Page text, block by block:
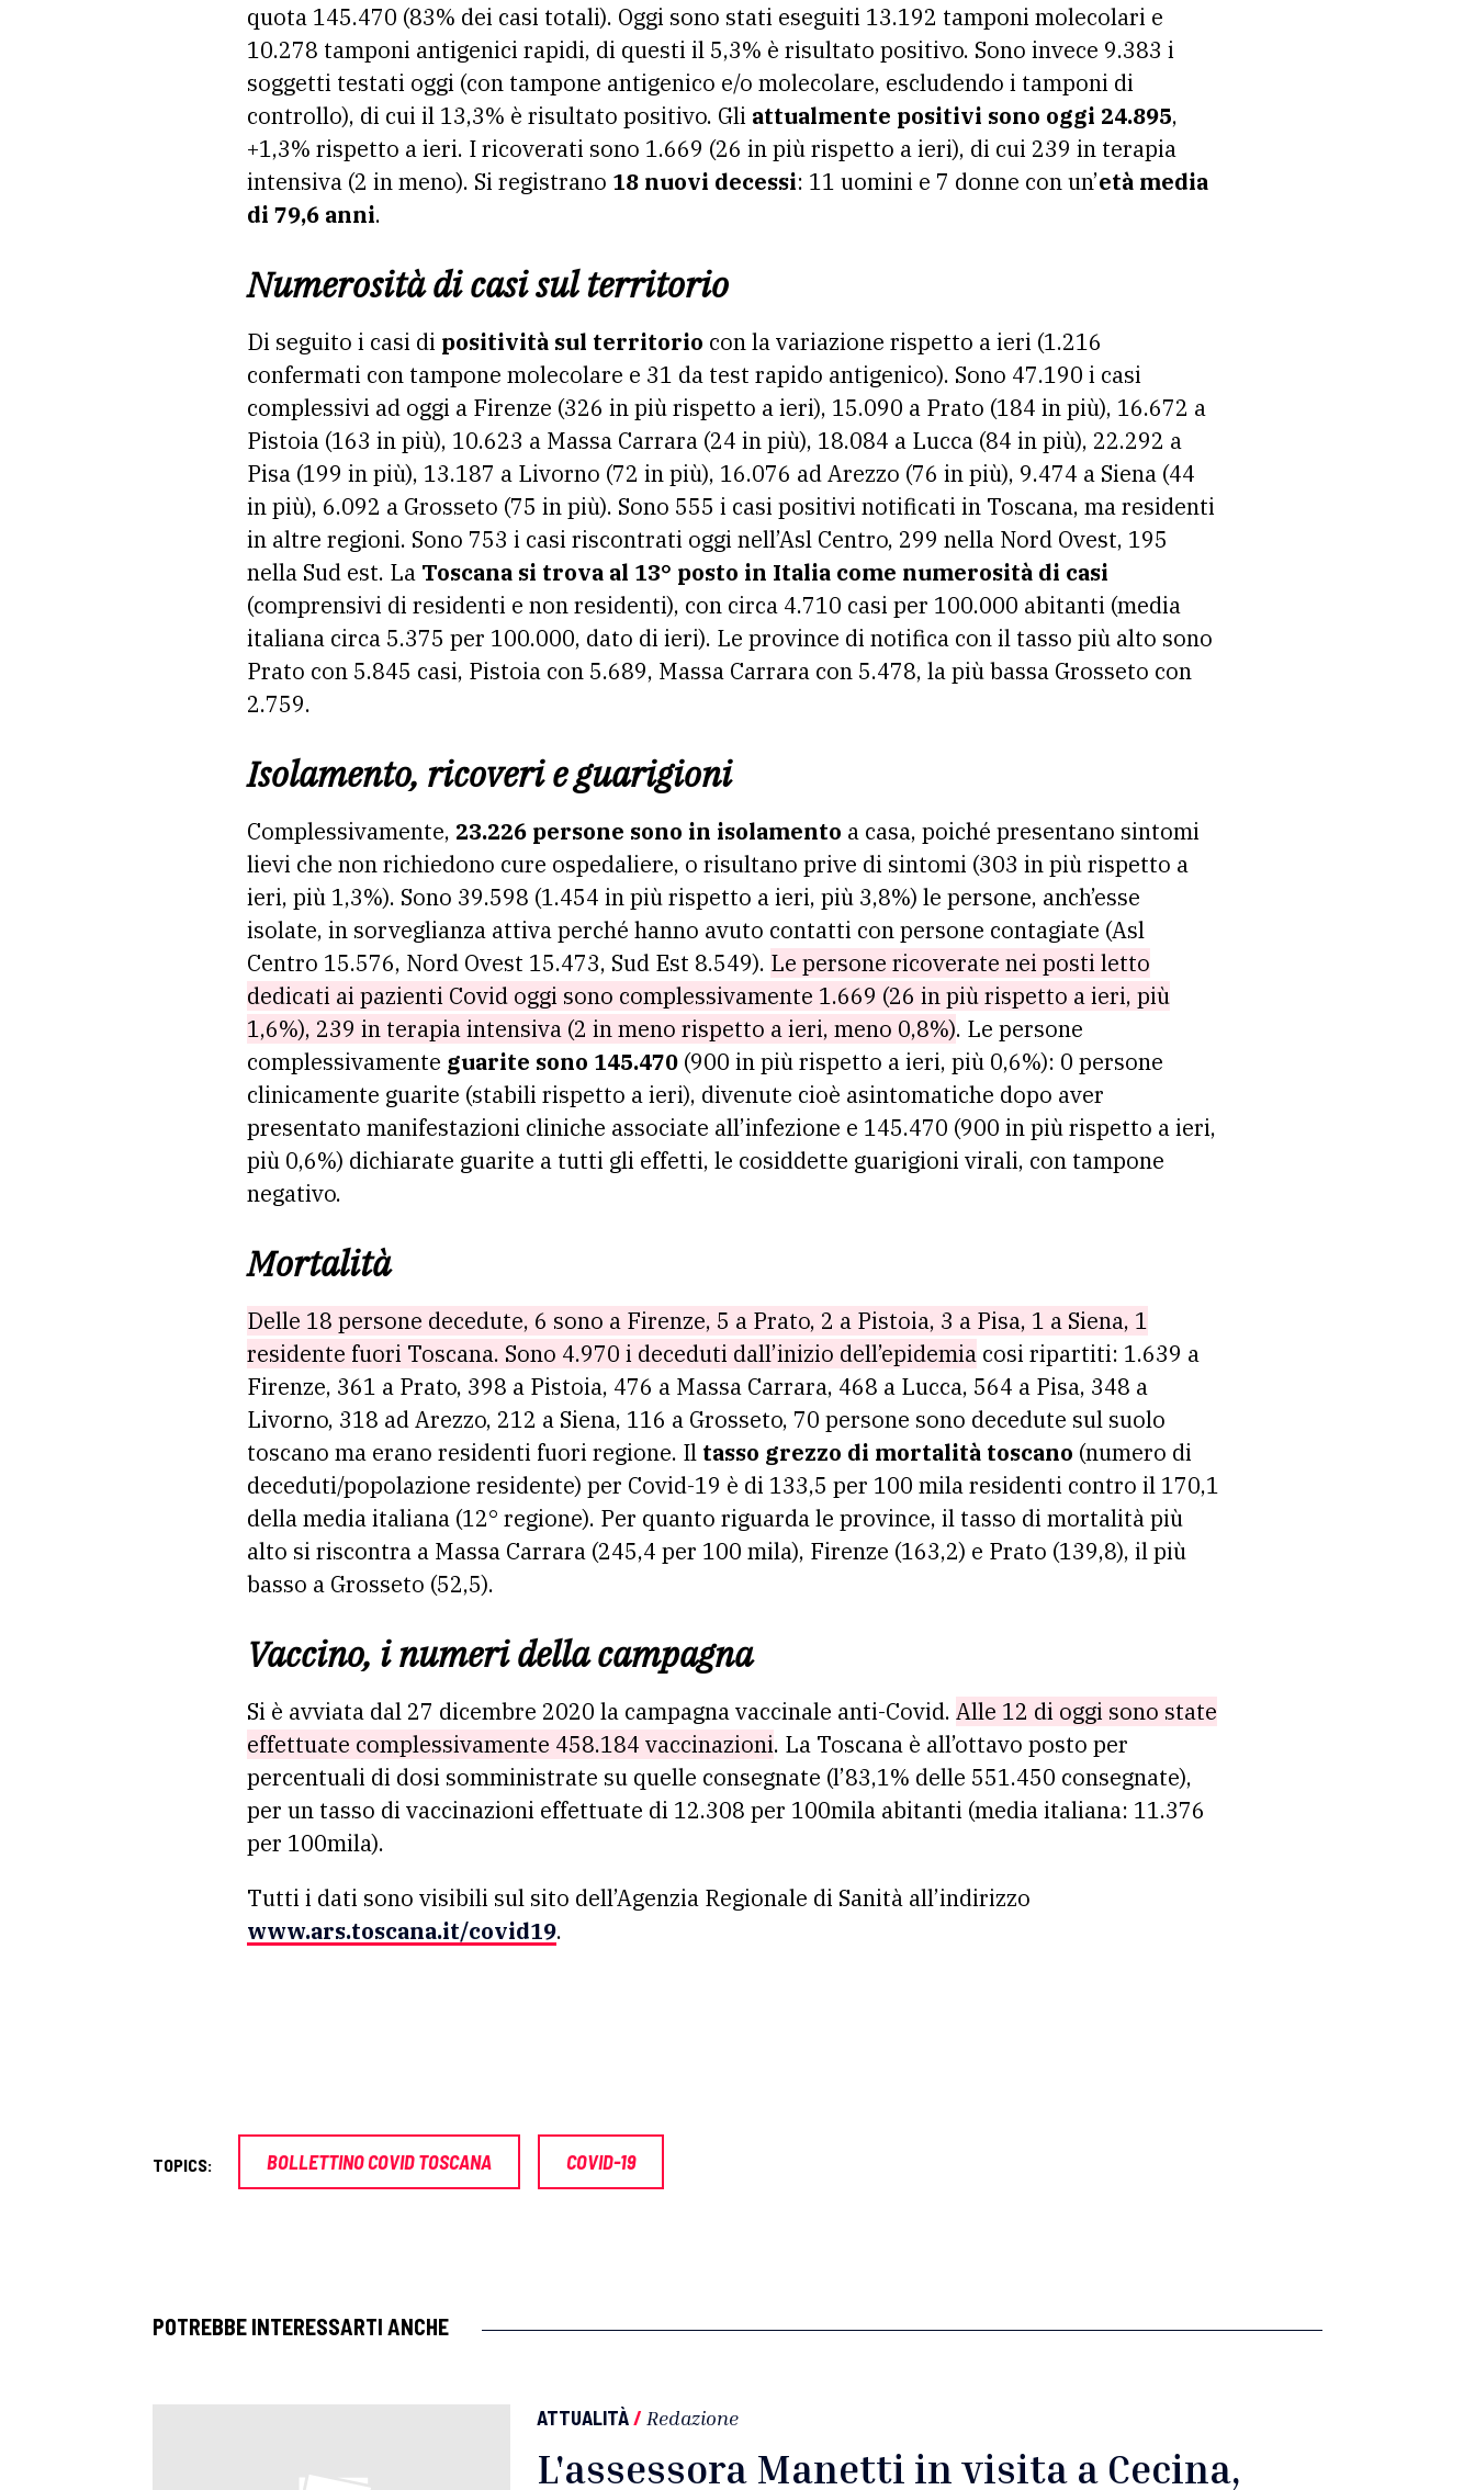
quota 145.470 (83% dei casi totali). Oggi sono stati eseguiti 13.192 tamponi molecolari e
10.278 tamponi antigenici rapidi, di questi il 5,3% è risultato positivo. Sono invece 9.383 i
soggetti testati oggi (con tampone antigenico e/o molecolare, escludendo i tamponi di
controllo), di cui il 13,3% è risultato positivo. Gli attualmente positivi sono oggi 24.895,
+1,3% rispetto a ieri. I ricoverati sono 1.669 (26 in più rispetto a ieri), di cui 239 in terapia
intensiva (2 in meno). Si registrano 18 nuovi decessi: 11 uomini e 7 donne con un’età media
di 79,6 anni.
Numerosità di casi sul territorio
Di seguito i casi di positività sul territorio con la variazione rispetto a ieri (1.216
confermati con tampone molecolare e 31 da test rapido antigenico). Sono 47.190 i casi
complessivi ad oggi a Firenze (326 in più rispetto a ieri), 15.090 a Prato (184 in più), 16.672 a
Pistoia (163 in più), 10.623 a Massa Carrara (24 in più), 18.084 a Lucca (84 in più), 22.292 a
Pisa (199 in più), 13.187 a Livorno (72 in più), 16.076 ad Arezzo (76 in più), 9.474 a Siena (44
in più), 6.092 a Grosseto (75 in più). Sono 555 i casi positivi notificati in Toscana, ma residenti
in altre regioni. Sono 753 i casi riscontrati oggi nell’Asl Centro, 299 nella Nord Ovest, 195
nella Sud est. La Toscana si trova al 13° posto in Italia come numerosità di casi
(comprensivi di residenti e non residenti), con circa 4.710 casi per 100.000 abitanti (media
italiana circa 5.375 per 100.000, dato di ieri). Le province di notifica con il tasso più alto sono
Prato con 5.845 casi, Pistoia con 5.689, Massa Carrara con 5.478, la più bassa Grosseto con
2.759.
Isolamento, ricoveri e guarigioni
Complessivamente, 23.226 persone sono in isolamento a casa, poiché presentano sintomi
lievi che non richiedono cure ospedaliere, o risultano prive di sintomi (303 in più rispetto a
ieri, più 1,3%). Sono 39.598 (1.454 in più rispetto a ieri, più 3,8%) le persone, anch’esse
isolate, in sorveglianza attiva perché hanno avuto contatti con persone contagiate (Asl
Centro 15.576, Nord Ovest 15.473, Sud Est 8.549). Le persone ricoverate nei posti letto
dedicati ai pazienti Covid oggi sono complessivamente 1.669 (26 in più rispetto a ieri, più
1,6%), 239 in terapia intensiva (2 in meno rispetto a ieri, meno 0,8%). Le persone
complessivamente guarite sono 145.470 (900 in più rispetto a ieri, più 0,6%): 0 persone
clinicamente guarite (stabili rispetto a ieri), divenute cioè asintomatiche dopo aver
presentato manifestazioni cliniche associate all’infezione e 145.470 (900 in più rispetto a ieri,
più 0,6%) dichiarate guarite a tutti gli effetti, le cosiddette guarigioni virali, con tampone
negativo.
Mortalità
Delle 18 persone decedute, 6 sono a Firenze, 5 a Prato, 2 a Pistoia, 3 a Pisa, 1 a Siena, 1
residente fuori Toscana. Sono 4.970 i deceduti dall’inizio dell’epidemia cosi ripartiti: 1.639 a
Firenze, 361 a Prato, 398 a Pistoia, 476 a Massa Carrara, 468 a Lucca, 564 a Pisa, 348 a
Livorno, 318 ad Arezzo, 212 a Siena, 116 a Grosseto, 70 persone sono decedute sul suolo
toscano ma erano residenti fuori regione. Il tasso grezzo di mortalità toscano (numero di
deceduti/popolazione residente) per Covid-19 è di 133,5 per 100 mila residenti contro il 170,1
della media italiana (12° regione). Per quanto riguarda le province, il tasso di mortalità più
alto si riscontra a Massa Carrara (245,4 per 100 mila), Firenze (163,2) e Prato (139,8), il più
basso a Grosseto (52,5).
Vaccino, i numeri della campagna
Si è avviata dal 27 dicembre 2020 la campagna vaccinale anti-Covid. Alle 12 di oggi sono state
effettuate complessivamente 458.184 vaccinazioni. La Toscana è all’ottavo posto per
percentuali di dosi somministrate su quelle consegnate (l’83,1% delle 551.450 consegnate),
per un tasso di vaccinazioni effettuate di 12.308 per 100mila abitanti (media italiana: 11.376
per 100mila).
Tutti i dati sono visibili sul sito dell’Agenzia Regionale di Sanità all’indirizzo
www.ars.toscana.it/covid19.
TOPICS: BOLLETTINO COVID TOSCANA COVID-19
POTREBBE INTERESSARTI ANCHE
ATTUALITÀ/ Redazione
L'assessora Manetti in visita a Cecina,